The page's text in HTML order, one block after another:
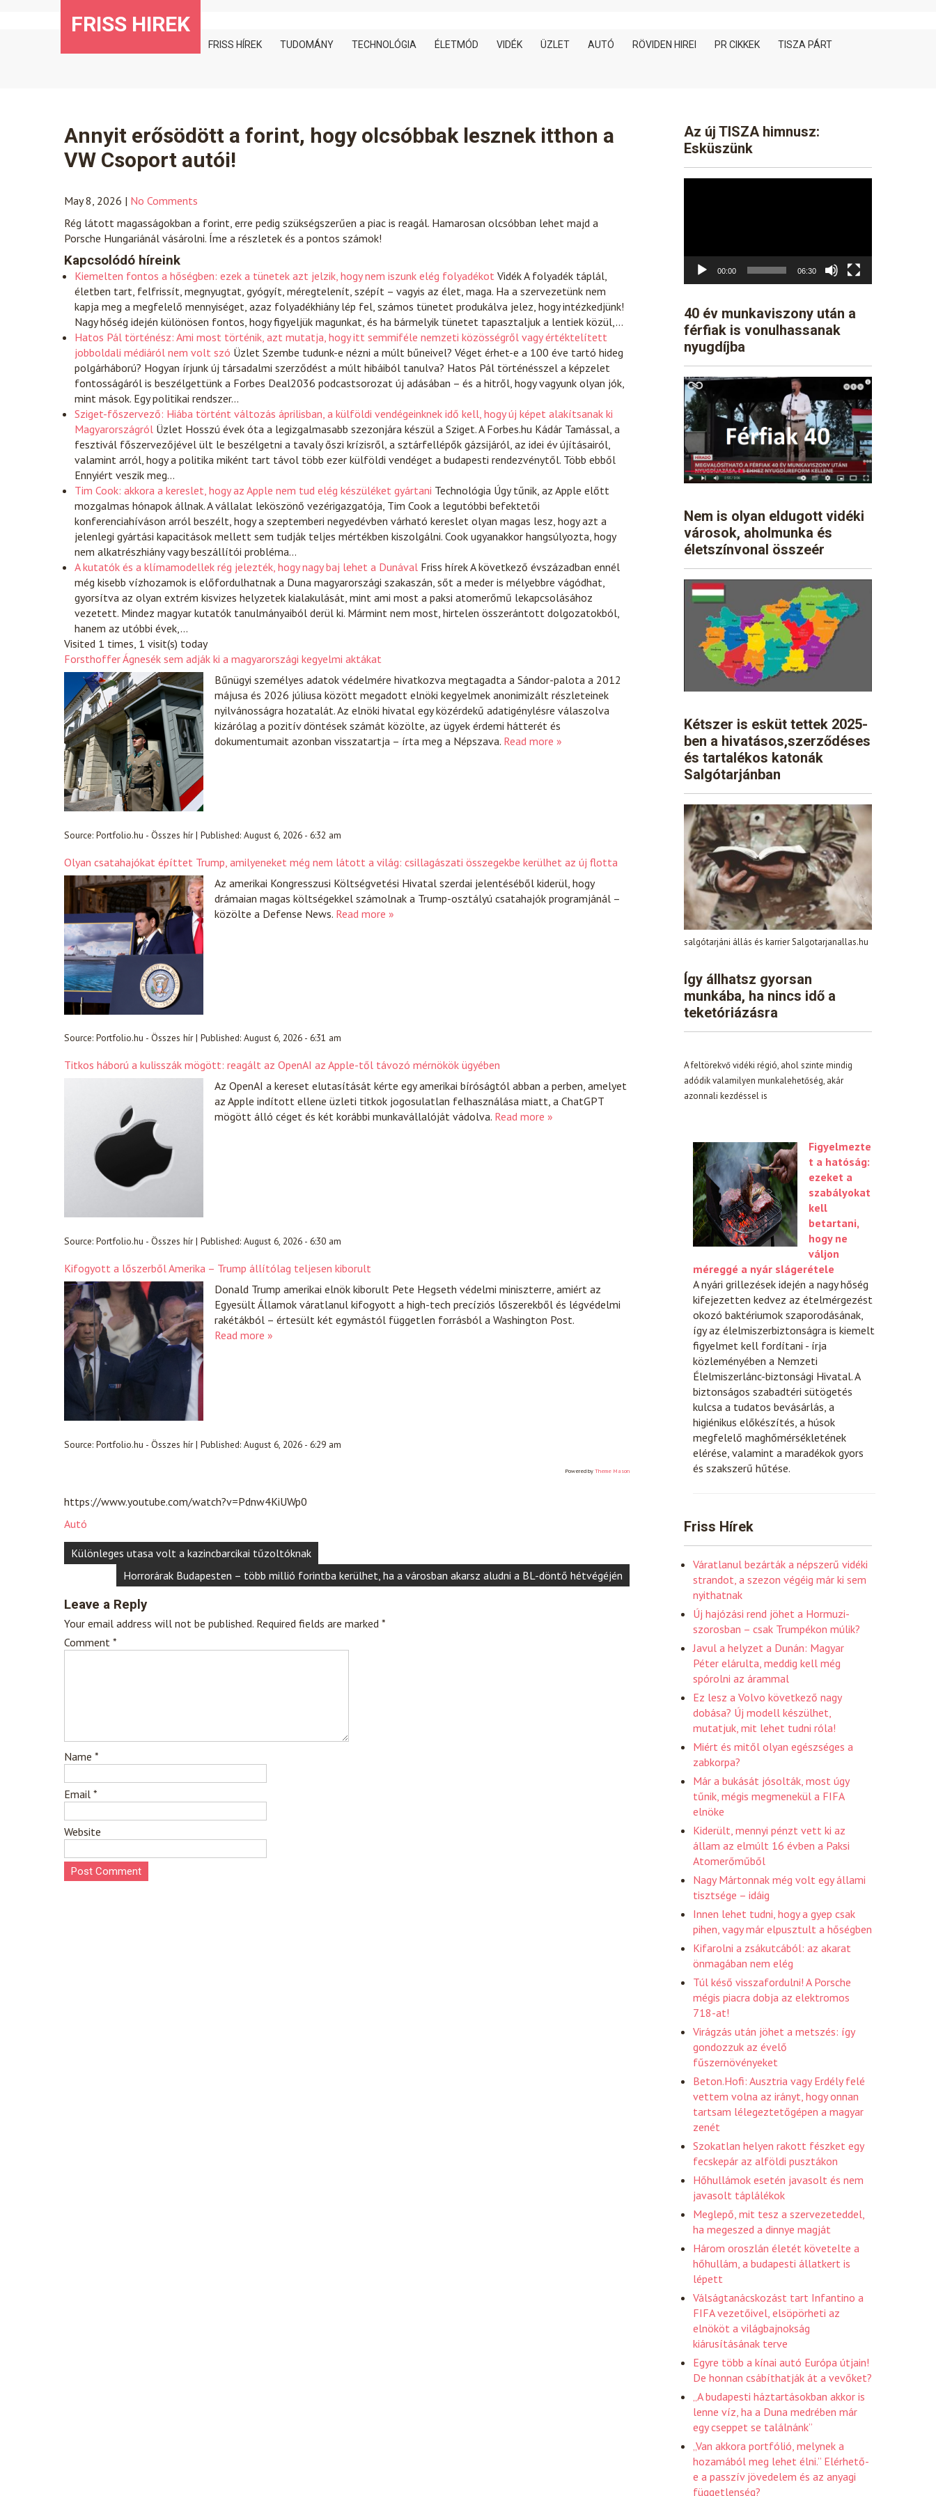
FRISS HIREK
FRISS HÍREK TUDOMÁNY TECHNOLÓGIA ÉLETMÓD VIDÉK ÜZLET AUTÓ RÖVIDEN HIREI PR CIKKEK TISZA PÁRT
Annyit erősödött a forint, hogy olcsóbbak lesznek itthon a
VW Csoport autói!
May 8, 2026 | No Comments
Rég látott magasságokban a forint, erre pedig szükségszerűen a piac is reagál. Hamarosan olcsóbban lehet majd a
Porsche Hungariánál vásárolni. Íme a részletek és a pontos számok!
Kapcsolódó híreink
Kiemelten fontos a hőségben: ezek a tünetek azt jelzik, hogy nem iszunk elég folyadékot VidékA folyadék táplál,
életben tart, felfrissít, megnyugtat, gyógyít, méregtelenít, szépít – vagyis az élet, maga. Ha a szervezetünk nem
kapja meg a megfelelő mennyiséget, azaz folyadékhiány lép fel, számos tünetet produkálva jelez, hogy intézkedjünk!
Nagy hőség idején különösen fontos, hogy figyeljük magunkat, és ha bármelyik tünetet tapasztaljuk a lentiek közül,…
Hatos Pál történész: Ami most történik, azt mutatja, hogy itt semmiféle nemzeti közösségről vagy értéktelített
jobboldali médiáról nem volt szó Üzlet Szembe tudunk-e nézni a múlt bűneivel? Véget érhet-e a 100 éve tartó hideg
polgárháború? Hogyan írjunk új társadalmi szerződést a múlt hibáiból tanulva? Hatos Pál történésszel a képzelet
fontosságáról is beszélgettünk a Forbes Deal2036 podcastsorozat új adásában – és a hitről, hogy vagyunk olyan jók,
mint mások. Egy politikai rendszer…
Sziget-főszervező: Hiába történt változás áprilisban, a külföldi vendégeinknek idő kell, hogy új képet alakítsanak ki
Magyarországról Üzlet Hosszú évek óta a legizgalmasabb szezonjára készül a Sziget. A Forbes.hu Kádár Tamással, a
fesztivál főszervezőjével ült le beszélgetni a tavaly őszi krízisről, a sztárfellépők gázsijáról, az idei év újításairól,
valamint arról, hogy a politika miként tart távol több ezer külföldi vendéget a budapesti rendezvénytől. Több ebből
Ennyiért veszik meg…
Tim Cook: akkora a kereslet, hogy az Apple nem tud elég készüléket gyártani Technológia Úgy tűnik, az Apple előtt
mozgalmas hónapok állnak. A vállalat leköszönő vezérigazgatója, Tim Cook a legutóbbi befektetői
konferenciahíváson arról beszélt, hogy a szeptemberi negyedévben várható kereslet olyan magas lesz, hogy azt a
jelenlegi gyártási kapacitások mellett sem tudják teljes mértékben kiszolgálni. Cook ugyanakkor hangsúlyozta, hogy
nem alkatrészhiány vagy beszállítói probléma…
A kutatók és a klímamodellek rég jelezték, hogy nagy baj lehet a Dunával Friss hírekA következő évszázadban ennél
még kisebb vízhozamok is előfordulhatnak a Duna magyarországi szakaszán, sőt a meder is mélyebbre vágódhat,
gyorsítva az olyan extrém kisvizes helyzetek kialakulását, mint ami most a paksi atomerőmű lekapcsolásához
vezetett. Mindez magyar kutatók tanulmányaiból derül ki. Mármint nem most, hirtelen összerántott dolgozatokból,
hanem az utóbbi évek,…
Visited 1 times, 1 visit(s) today
Forsthoffer Ágnesék sem adják ki a magyarországi kegyelmi aktákat
Bűnügyi személyes adatok védelmére hivatkozva megtagadta a Sándor-palota a 2012
májusa és 2026 júliusa között megadott elnöki kegyelmek anonimizált részleteinek
nyilvánosságra hozatalát. Az elnöki hivatal egy közérdekű adatigénylésre válaszolva
kizárólag a pozitív döntések számát közölte, az ügyek érdemi hátterét és
dokumentumait azonban visszatartja – írta meg a Népszava. Read more »
Source: Portfolio.hu - Összes hír| Published: August 6, 2026 - 6:32 am
Olyan csatahajókat építtet Trump, amilyeneket még nem látott a világ: csillagászati összegekbe kerülhet az új flotta
Az amerikai Kongresszusi Költségvetési Hivatal szerdai jelentéséből kiderül, hogy
drámaian magas költségekkel számolnak a Trump-osztályú csatahajók programjánál –
közölte a Defense News. Read more »
Source: Portfolio.hu - Összes hír| Published: August 6, 2026 - 6:31 am
Titkos háború a kulisszák mögött: reagált az OpenAI az Apple-től távozó mérnökök ügyében
Az OpenAI a kereset elutasítását kérte egy amerikai bíróságtól abban a perben, amelyet
az Apple indított ellene üzleti titkok jogosulatlan felhasználása miatt, a ChatGPT
mögött álló céget és két korábbi munkavállalóját vádolva. Read more »
Source: Portfolio.hu - Összes hír| Published: August 6, 2026 - 6:30 am
Kifogyott a lőszerből Amerika – Trump állítólag teljesen kiborult
Donald Trump amerikai elnök kiborult Pete Hegseth védelmi miniszterre, amiért az
Egyesült Államok váratlanul kifogyott a high-tech precíziós lőszerekből és légvédelmi
rakétákból – értesült két egymástól független forrásból a Washington Post.
Read more »
Source: Portfolio.hu - Összes hír| Published: August 6, 2026 - 6:29 am
Powered by Theme Mason
https://www.youtube.com/watch?v=Pdnw4KiUWp0
Autó
Post
navigation
Különleges utasa volt a kazincbarcikai tűzoltóknak
Horrorárak Budapesten – több millió forintba kerülhet, ha a városban akarsz aludni a BL-döntő hétvégéjén
Leave a Reply
Your email address will not be published. Required fields are marked *
Comment *
Name *
Email *
Website
Az új TISZA himnusz:
Esküszünk
00:00 06:30
40 év munkaviszony után a
férfiak is vonulhassanak
nyugdíjba
Nem is olyan eldugott vidéki
városok, aholmunka és
életszínvonal összeér
Kétszer is esküt tettek 2025-
ben a hivatásos,szerződéses
és tartalékos katonák
Salgótarjánban
salgótarjáni állás és karrier Salgotarjanallas.hu
Így állhatsz gyorsan
munkába, ha nincs idő a
teketóriázásra
A feltörekvő vidéki régió, ahol szinte mindig
adódik valamilyen munkalehetőség, akár
azonnali kezdéssel is
Figyelmezte
t a hatóság:
ezeket a
szabályokat
kell
betartani,
hogy ne
váljon
méreggé a nyár slágerétele
A nyári grillezések idején a nagy hőség
kifejezetten kedvez az ételmérgezést
okozó baktériumok szaporodásának,
így az élelmiszerbiztonságra is kiemelt
figyelmet kell fordítani - írja
közleményében a Nemzeti
Élelmiszerlánc-biztonsági Hivatal. A
biztonságos szabadtéri sütögetés
kulcsa a tudatos bevásárlás, a
higiénikus előkészítés, a húsok
megfelelő maghőmérsékletének
elérése, valamint a maradékok gyors
és szakszerű hűtése.
Friss Hírek
Váratlanul bezárták a népszerű vidéki
strandot, a szezon végéig már ki sem
nyithatnak
Új hajózási rend jöhet a Hormuzi-
szorosban – csak Trumpékon múlik?
Javul a helyzet a Dunán: Magyar
Péter elárulta, meddig kell még
spórolni az árammal
Ez lesz a Volvo következő nagy
dobása? Új modell készülhet,
mutatjuk, mit lehet tudni róla!
Miért és mitől olyan egészséges a
zabkorpa?
Már a bukását jósolták, most úgy
tűnik, mégis megmenekül a FIFA
elnöke
Kiderült, mennyi pénzt vett ki az
állam az elmúlt 16 évben a Paksi
Atomerőműből
Nagy Mártonnak még volt egy állami
tisztsége – idáig
Innen lehet tudni, hogy a gyep csak
pihen, vagy már elpusztult a hőségben
Kifarolni a zsákutcából: az akarat
önmagában nem elég
Túl késő visszafordulni! A Porsche
mégis piacra dobja az elektromos
718-at!
Virágzás után jöhet a metszés: így
gondozzuk az évelő
fűszernövényeket
Beton.Hofi: Ausztria vagy Erdély felé
vettem volna az irányt, hogy onnan
tartsam lélegeztetőgépen a magyar
zenét
Szokatlan helyen rakott fészket egy
fecskepár az alföldi pusztákon
Hőhullámok esetén javasolt és nem
javasolt táplálékok
Meglepő, mit tesz a szervezeteddel,
ha megeszed a dinnye magját
Három oroszlán életét követelte a
hőhullám, a budapesti állatkert is
lépett
Válságtanácskozást tart Infantino a
FIFA vezetőivel, elsöpörheti az
elnököt a világbajnokság
kiárusításának terve
Egyre több a kínai autó Európa útjain!
De honnan csábíthatják át a vevőket?
„A budapesti háztartásokban akkor is
lenne víz, ha a Duna medrében már
egy cseppet se találnánk”
„Van akkora portfólió, melynek a
hozamából meg lehet élni.” Elérhető-
e a passzív jövedelem és az anyagi
függetlenség?